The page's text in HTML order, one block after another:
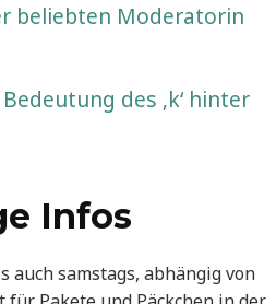
beliebten Moderatorin
des ‚k‘ hinter
Infos
samstags, abhängig von